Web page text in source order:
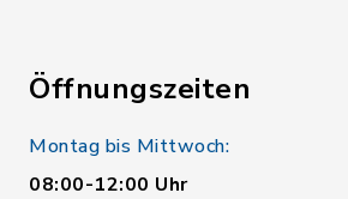
Öffnungszeiten
Montag bis Mittwoch:
08:00-12:00 Uhr